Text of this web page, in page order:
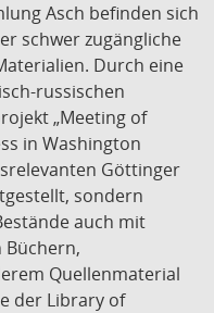
Asch befinden sich
schwer zugängliche
Durch eine
russischen
„Meeting of
in Washington
Göttinger
sondern
auch mit
Büchern,
Quellenmaterial
der Library of